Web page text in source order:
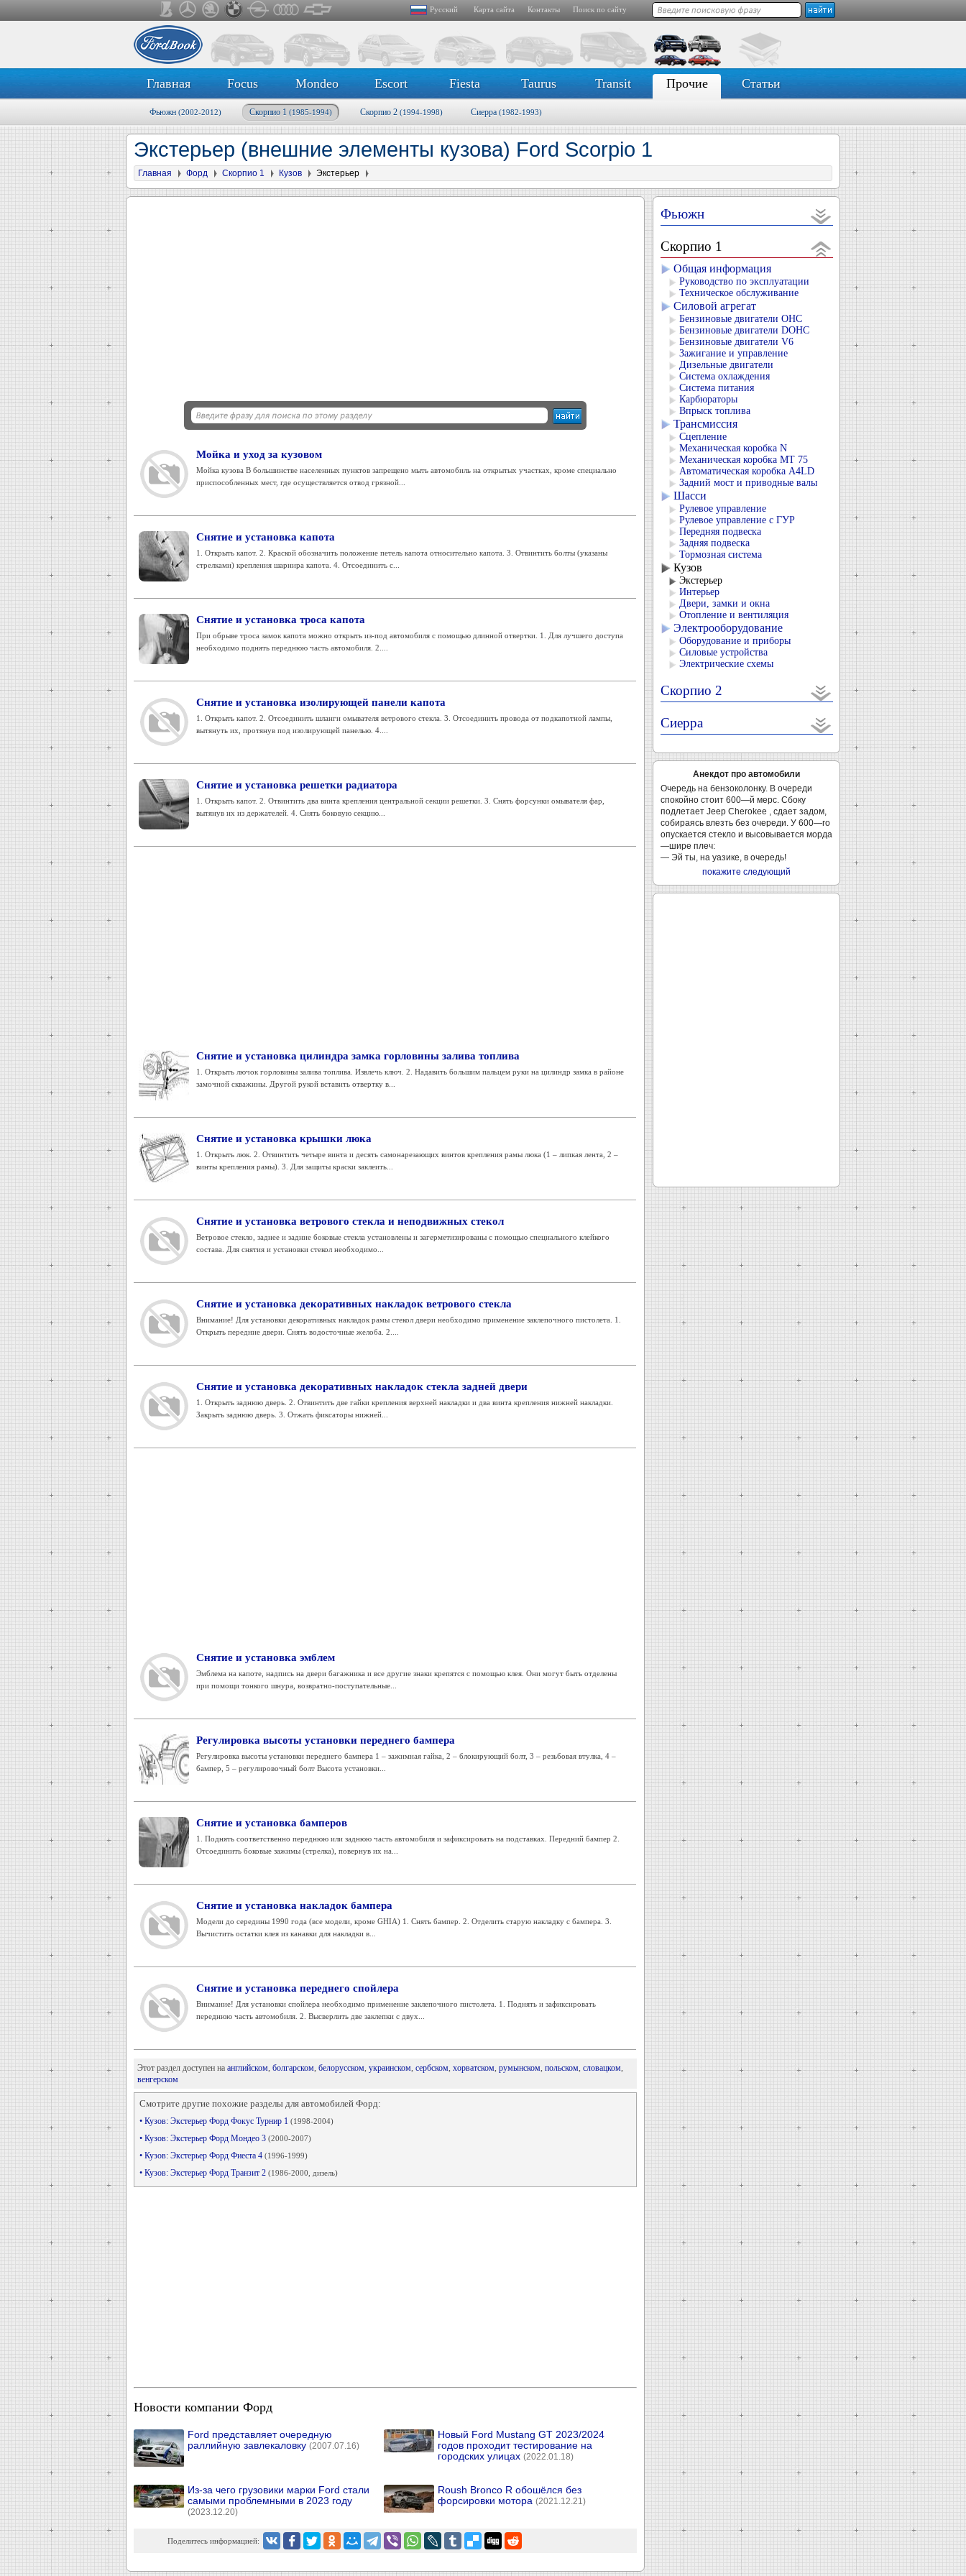
Русский Карта сайта Контакты Поиск по сайту
Главная Focus Mondeo Escort Fiesta Taurus Transit Прочие Статьи
Фьюжн (2002-2012) Скорпио 1 (1985-1994) Скорпио 2 (1994-1998) Сиерра (1982-1993)
Экстерьер (внешние элементы кузова) Ford Scorpio 1
Главная Форд Скорпио 1 Кузов Экстерьер
Мойка и уход за кузовом
Мойка кузова В большинстве населенных пунктов запрещено мыть автомобиль на открытых участках, кроме специально
приспособленных мест, где осуществляется отвод грязной...
Снятие и установка капота
1. Открыть капот. 2. Краской обозначить положение петель капота относительно капота. 3. Отвинтить болты (указаны
стрелками) крепления шарнира капота. 4. Отсоединить с...
Снятие и установка троса капота
При обрыве троса замок капота можно открыть из-под автомобиля с помощью длинной отвертки. 1. Для лучшего доступа
необходимо поднять переднюю часть автомобиля. 2....
Снятие и установка изолирующей панели капота
1. Открыть капот. 2. Отсоединить шланги омывателя ветрового стекла. 3. Отсоединить провода от подкапотной лампы,
вытянуть их, протянув под изолирующей панелью. 4....
Снятие и установка решетки радиатора
1. Открыть капот. 2. Отвинтить два винта крепления центральной секции решетки. 3. Снять форсунки омывателя фар,
вытянув их из держателей. 4. Снять боковую секцию...
Снятие и установка цилиндра замка горловины залива топлива
1. Открыть лючок горловины залива топлива. Извлечь ключ. 2. Надавить большим пальцем руки на цилиндр замка в районе
замочной скважины. Другой рукой вставить отвертку в...
Снятие и установка крышки люка
1. Открыть люк. 2. Отвинтить четыре винта и десять самонарезающих винтов крепления рамы люка (1 – липкая лента, 2 –
винты крепления рамы). 3. Для защиты краски заклеить...
Снятие и установка ветрового стекла и неподвижных стекол
Ветровое стекло, заднее и задние боковые стекла установлены и загерметизированы с помощью специального клейкого
состава. Для снятия и установки стекол необходимо...
Снятие и установка декоративных накладок ветрового стекла
Внимание! Для установки декоративных накладок рамы стекол двери необходимо применение заклепочного пистолета. 1.
Открыть передние двери. Снять водосточные желоба. 2....
Снятие и установка декоративных накладок стекла задней двери
1. Открыть заднюю дверь. 2. Отвинтить две гайки крепления верхней накладки и два винта крепления нижней накладки.
Закрыть заднюю дверь. 3. Отжать фиксаторы нижней...
Снятие и установка эмблем
Эмблема на капоте, надпись на двери багажника и все другие знаки крепятся с помощью клея. Они могут быть отделены
при помощи тонкого шнура, возвратно-поступательные...
Регулировка высоты установки переднего бампера
Регулировка высоты установки переднего бампера 1 – зажимная гайка, 2 – блокирующий болт, 3 – резьбовая втулка, 4 –
бампер, 5 – регулировочный болт Высота установки...
Снятие и установка бамперов
1. Поднять соответственно переднюю или заднюю часть автомобиля и зафиксировать на подставках. Передний бампер 2.
Отсоединить боковые зажимы (стрелка), повернув их на...
Снятие и установка накладок бампера
Модели до середины 1990 года (все модели, кроме GHIA) 1. Снять бампер. 2. Отделить старую накладку с бампера. 3.
Вычистить остатки клея из канавки для накладки в...
Снятие и установка переднего спойлера
Внимание! Для установки спойлера необходимо применение заклепочного пистолета. 1. Поднять и зафиксировать
переднюю часть автомобиля. 2. Высверлить две заклепки с двух...
Этот раздел доступен на английском, болгарском, белорусском, украинском, сербском, хорватском, румынском, польском, словацком,
венгерском
Смотрите другие похожие разделы для автомобилей Форд:
• Кузов: Экстерьер Форд Фокус Турнир 1 (1998-2004)
• Кузов: Экстерьер Форд Мондео 3 (2000-2007)
• Кузов: Экстерьер Форд Фиеста 4 (1996-1999)
• Кузов: Экстерьер Форд Транзит 2 (1986-2000, дизель)
Новости компании Форд
Ford представляет очередную
раллийную завлекаловку (2007.07.16)
Новый Ford Mustang GT 2023/2024
годов проходит тестирование на
городских улицах (2022.01.18)
Из-за чего грузовики марки Ford стали
самыми проблемными в 2023 году
(2023.12.20)
Roush Bronco R обошёлся без
форсировки мотора (2021.12.21)
Поделитесь информацией:
Фьюжн
Скорпио 1
Общая информация
Руководство по эксплуатации
Техническое обслуживание
Силовой агрегат
Бензиновые двигатели OHC
Бензиновые двигатели DOHC
Бензиновые двигатели V6
Зажигание и управление
Дизельные двигатели
Система охлаждения
Система питания
Карбюраторы
Впрыск топлива
Трансмиссия
Сцепление
Механическая коробка N
Механическая коробка МТ 75
Автоматическая коробка А4LD
Задний мост и приводные валы
Шасси
Рулевое управление
Рулевое управление с ГУР
Передняя подвеска
Задняя подвеска
Тормозная система
Кузов
Экстерьер
Интерьер
Двери, замки и окна
Отопление и вентиляция
Электрооборудование
Оборудование и приборы
Силовые устройства
Электрические схемы
Скорпио 2
Сиерра
Анекдот про автомобили
Очередь на бензоколонку. В очереди
спокойно стоит 600—й мерс. Сбоку
подлетает Jeep Cherokee , сдает задом,
собираясь влезть без очереди. У 600—го
опускается стекло и высовывается морда
—шире плеч:
— Эй ты, на уазике, в очередь!
покажите следующий